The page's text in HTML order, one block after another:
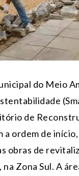
do Meio
de
a ordem de
obras de
Zona Sul. A